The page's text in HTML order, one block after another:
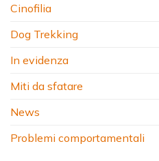
Cinofilia
Dog Trekking
In evidenza
Miti da sfatare
News
Problemi comportamentali